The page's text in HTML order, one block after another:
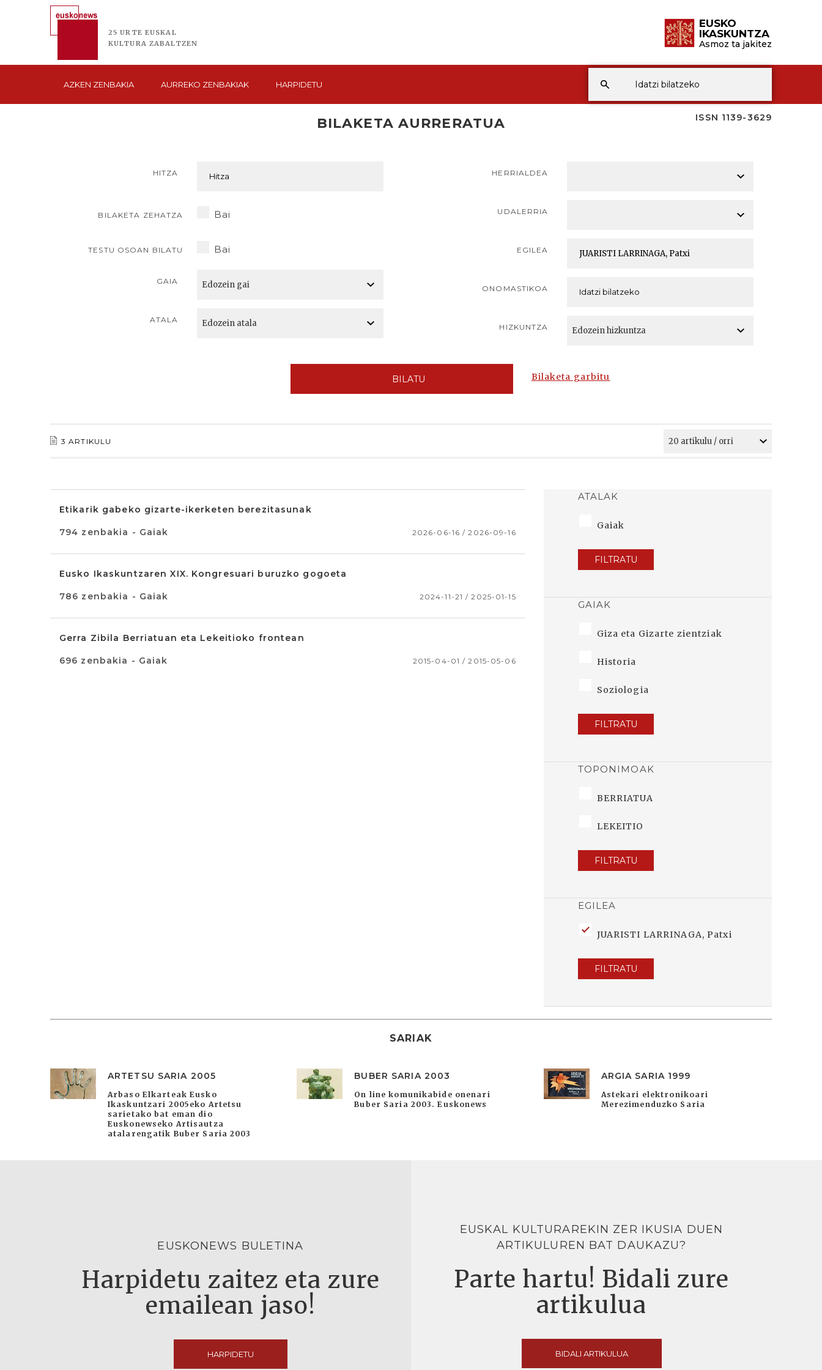
25 URTE EUSKAL
KULTURA ZABALTZEN
EUSKO
IKASKUNTZA
Asmoz ta jakitez
AZKEN ZENBAKIA AURREKO ZENBAKIAK HARPIDETU
ISSN 1139-3629
BILAKETA AURRERATUA
HITZA
BILAKETA ZEHATZA Bai
TESTU OSOAN BILATU Bai
GAIA
ATALA
HERRIALDEA
UDALERRIA
EGILEA
ONOMASTIKOA
HIZKUNTZA
BILATU Bilaketa garbitu
3 ARTIKULU
Etikarik gabeko gizarte-ikerketen berezitasunak
794 zenbakia - Gaiak 2026-06-16 / 2026-09-16
Eusko Ikaskuntzaren XIX. Kongresuari buruzko gogoeta
786 zenbakia - Gaiak 2024-11-21 / 2025-01-15
Gerra Zibila Berriatuan eta Lekeitioko frontean
696 zenbakia - Gaiak 2015-04-01 / 2015-05-06
ATALAK
Gaiak
FILTRATU
GAIAK
Giza eta Gizarte zientziak
Historia
Soziologia
FILTRATU
TOPONIMOAK
BERRIATUA
LEKEITIO
FILTRATU
EGILEA
JUARISTI LARRINAGA, Patxi
FILTRATU
SARIAK
ARTETSU SARIA 2005
Arbaso Elkarteak Eusko
Ikaskuntzari 2005eko Artetsu
sarietako bat eman dio
Euskonewseko Artisautza
atalarengatik Buber Saria 2003
BUBER SARIA 2003
On line komunikabide onenari
Buber Saria 2003. Euskonews
ARGIA SARIA 1999
Astekari elektronikoari
Merezimenduzko Saria
EUSKONEWS BULETINA
Harpidetu zaitez eta zure
emailean jaso!
HARPIDETU
EUSKAL KULTURAREKIN ZER IKUSIA DUEN
ARTIKULUREN BAT DAUKAZU?
Parte hartu! Bidali zure
artikulua
BIDALI ARTIKULUA